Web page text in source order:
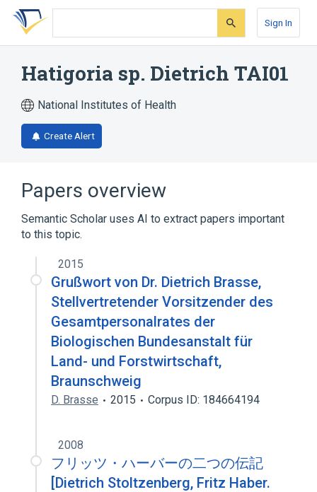
Skip
search
Skip
Skip
account
Sign In
Hatigoria sp. Dietrich TAI01
National Institutes of Health
Create Alert
Papers overview
Semantic Scholar uses AI to extract papers important
to this topic.
2015
Grußwort von Dr. Dietrich Brasse,
Stellvertretender Vorsitzender des
Gesamtpersonalrates der
Biologischen Bundesanstalt für
Land- und Forstwirtschaft,
Braunschweig
D. Brasse 2015 Corpus ID: 184664194
2008
フリッツ・ハーバーの二つの伝記
[Dietrich Stoltzenberg, Fritz Haber.